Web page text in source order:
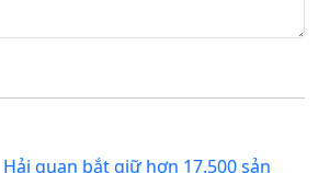
Hải quan bắt giữ hơn 17.500 sản